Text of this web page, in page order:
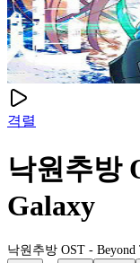
격렬
낙원추방
Galaxy
낙원추방 OST - Beyond